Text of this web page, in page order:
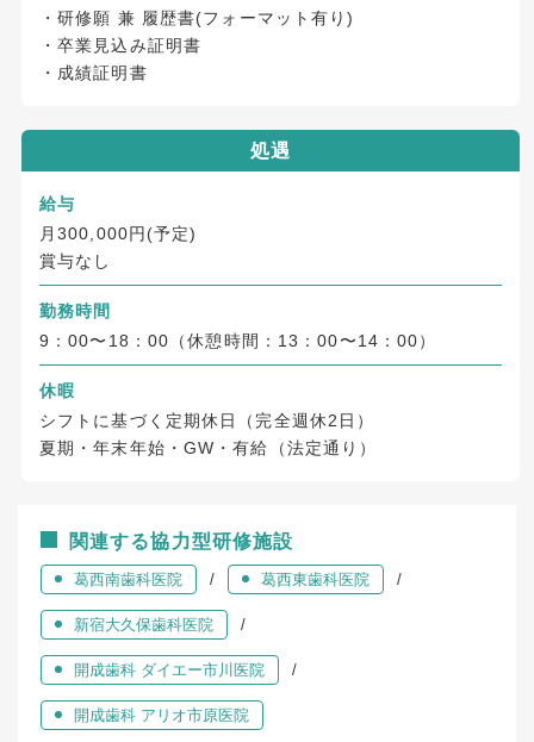
・研修願 兼 履歴書(フォーマット有り)
・卒業見込み証明書
・成績証明書
処遇
給与
月300,000円(予定)
賞与なし
勤務時間
9：00〜18：00（休憩時間：13：00〜14：00）
休暇
シフトに基づく定期休日（完全週休2日）
夏期・年末年始・GW・有給（法定通り）
関連する協力型研修施設
葛⻄南⻭科医院 葛⻄東⻭科医院
新宿⼤久保⻭科医院
開成⻭科 ダイエー市川医院
開成⻭科 アリオ市原医院